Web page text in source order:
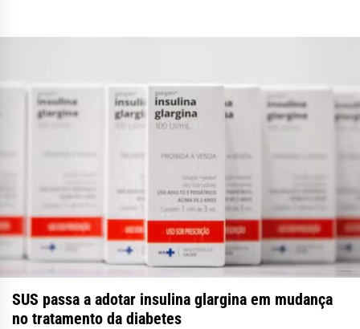
SUS passa a adotar insulina glargina em mudança
no tratamento da diabetes